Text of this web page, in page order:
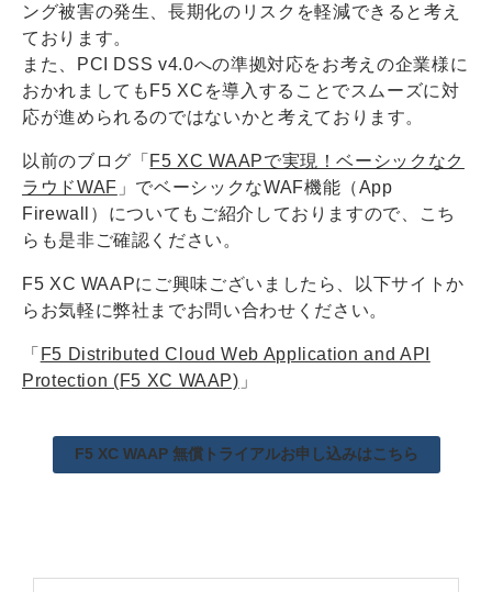
ング被害の発生、長期化のリスクを軽減できると考え
ております。
また、PCI DSS v4.0への準拠対応をお考えの企業様に
おかれましてもF5 XCを導入することでスムーズに対
応が進められるのではないかと考えております。
以前のブログ「 F5 XC WAAPで実現！ベーシックなク
ラウドWAF 」でベーシックなWAF機能（App
Firewall）についてもご紹介しておりますので、こち
らも是非ご確認ください。
F5 XC WAAPにご興味ございましたら、以下サイトか
らお気軽に弊社までお問い合わせください。
「 F5 Distributed Cloud Web Application and API
Protection (F5 XC WAAP) 」
F5 XC WAAP 無償トライアルお申し込みはこちら